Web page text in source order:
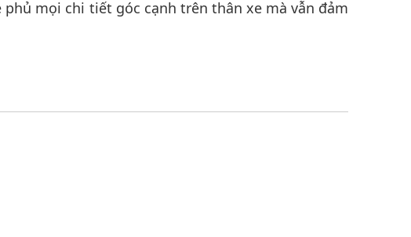
phủ mọi chi tiết góc cạnh trên thân xe mà vẫn đảm